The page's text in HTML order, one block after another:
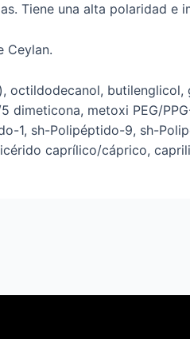
Tiene una alta polaridad e
Ceylan.
octildodecanol,
5 dimeticona, metoxi PEG/
1, sh-Polipéptido-9, sh-
caprílico/cáprico,